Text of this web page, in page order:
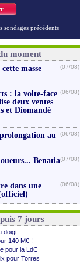
sondages précédents
moment
masse
(07/08)
: la volte-face
deux ventes
et Diomandé
(06/08)
au
(06/08)
Benatia(07/08)
dans une
(06/08)
7 jours
doigt
140 M€ !
pour la LdC
pour Torres